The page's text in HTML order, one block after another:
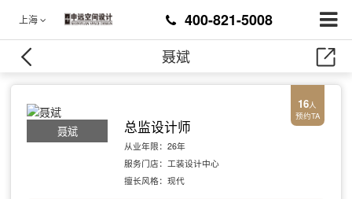
上海
400-821-5008
聂斌
聂斌 总监设计师
从业年限：26年
服务门店：工装设计中心
擅长风格：现代
16人
预约TA